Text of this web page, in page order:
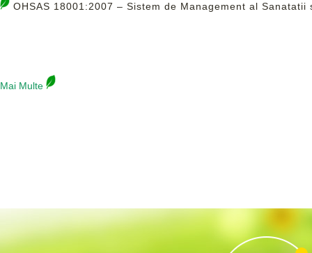
OHSAS 18001:2007 – Sistem de Management al
Mai Multe